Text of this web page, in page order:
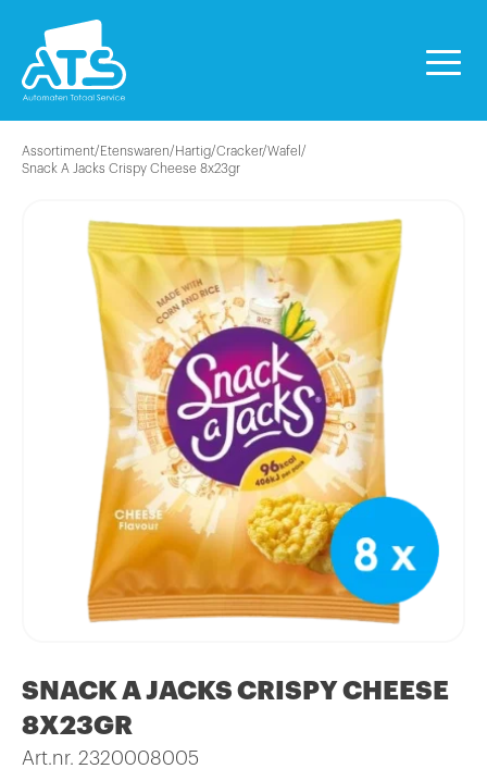
Assortiment/Etenswaren/Hartig/Cracker/Wafel /
Snack A Jacks Crispy Cheese 8x23gr
SNACK A JACKS CRISPY CHEESE
8X23GR
Art.nr. 2320008005